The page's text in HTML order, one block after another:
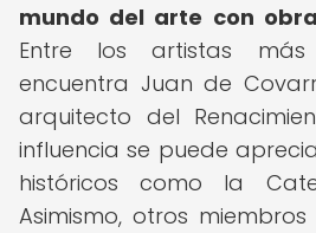
mundo del arte con
Entre los artistas más
encuentra Juan de
arquitecto del
influencia se puede
históricos como la
Asimismo, otros